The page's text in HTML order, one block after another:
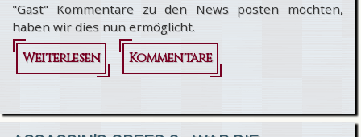
"Gast" Kommentare zu den News posten möchten,
haben wir dies nun ermöglicht.
Weiterlesen
über [Internes]
Kommentarfunktion
Kommentare